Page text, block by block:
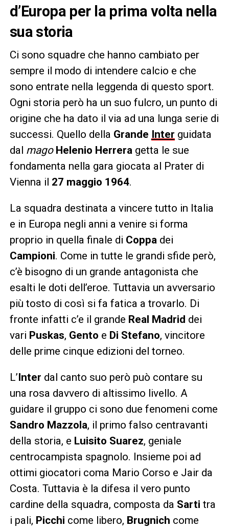
d’Europa per la prima volta nella
sua storia
Ci sono squadre che hanno cambiato per
sempre il modo di intendere calcio e che
sono entrate nella leggenda di questo sport.
Ogni storia però ha un suo fulcro, un punto di
origine che ha dato il via ad una lunga serie di
successi. Quello della Grande Inter guidata
dal mago Helenio Herrera getta le sue
fondamenta nella gara giocata al Prater di
Vienna il 27 maggio 1964.
La squadra destinata a vincere tutto in Italia
e in Europa negli anni a venire si forma
proprio in quella finale di Coppa dei
Campioni. Come in tutte le grandi sfide però,
c’è bisogno di un grande antagonista che
esalti le doti dell’eroe. Tuttavia un avversario
più tosto di così si fa fatica a trovarlo. Di
fronte infatti c’e il grande Real Madrid dei
vari Puskas, Gento e Di Stefano, vincitore
delle prime cinque edizioni del torneo.
L’Inter dal canto suo però può contare su
una rosa davvero di altissimo livello. A
guidare il gruppo ci sono due fenomeni come
Sandro Mazzola, il primo falso centravanti
della storia, e Luisito Suarez, geniale
centrocampista spagnolo. Insieme poi ad
ottimi giocatori coma Mario Corso e Jair da
Costa. Tuttavia è la difesa il vero punto
cardine della squadra, composta da Sarti tra
i pali, Picchi come libero, Brugnich come